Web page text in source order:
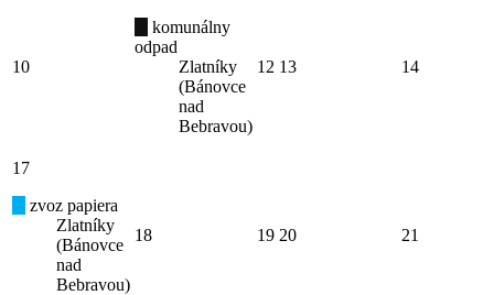
10
komunálny
odpad
Zlatníky
(Bánovce
nad
Bebravou)
12 13 14
17
zvoz papiera
Zlatníky
(Bánovce
nad
Bebravou)
18 19 20 21